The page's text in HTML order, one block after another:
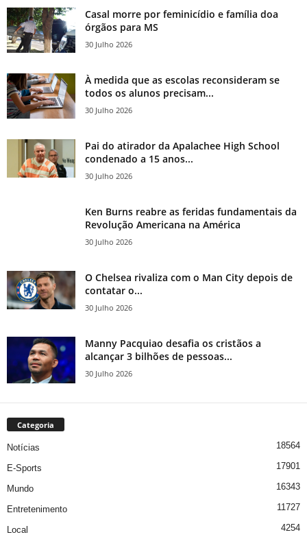
Casal morre por feminicídio e família doa
órgãos para MS
30 Julho 2026
À medida que as escolas reconsideram se
todos os alunos precisam...
30 Julho 2026
Pai do atirador da Apalachee High School
condenado a 15 anos...
30 Julho 2026
Ken Burns reabre as feridas fundamentais da
Revolução Americana na América
30 Julho 2026
O Chelsea rivaliza com o Man City depois de
contatar o...
30 Julho 2026
Manny Pacquiao desafia os cristãos a
alcançar 3 bilhões de pessoas...
30 Julho 2026
Categoria
Notícias 18564
E-Sports 17901
Mundo 16343
Entretenimento 11727
Local 4254